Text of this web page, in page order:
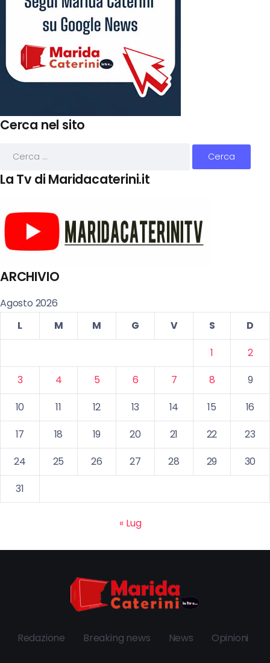
Cerca nel sito
La Tv di Maridacaterini.it
ARCHIVIO
Agosto 2026
L
M M G V S
D
1
2
3
4 5 6 7 8
9
10
11 12 13 14 15
16
17
18 19 20 21 22
23
24
25 26 27 28 29
30
31
« Lug
Redazione Breaking news News Opinioni